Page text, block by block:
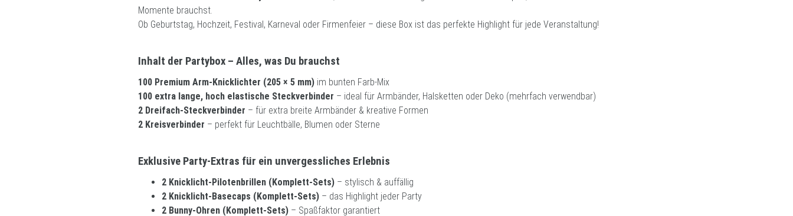
Momente brauchst.
Ob Geburtstag, Hochzeit, Festival, Karneval oder Firmenfeier – diese Box ist das perfekte Highlight für jede Veranstaltung!
Inhalt der Partybox – Alles, was Du brauchst
100 Premium Arm-Knicklichter (205 × 5 mm) im bunten Farb-Mix
100 extra lange, hoch elastische Steckverbinder – ideal für Armbänder, Halsketten oder Deko (mehrfach verwendbar)
2 Dreifach-Steckverbinder – für extra breite Armbänder & kreative Formen
2 Kreisverbinder – perfekt für Leuchtbälle, Blumen oder Sterne
Exklusive Party-Extras für ein unvergessliches Erlebnis
2 Knicklicht-Pilotenbrillen (Komplett-Sets) – stylisch & auffällig
2 Knicklicht-Basecaps (Komplett-Sets) – das Highlight jeder Party
2 Bunny-Ohren (Komplett-Sets) – Spaßfaktor garantiert